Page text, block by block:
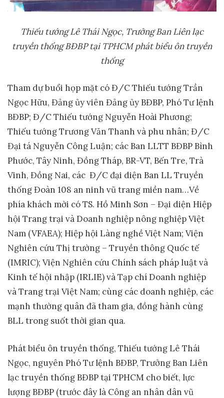
Thiếu tướng Lê Thái Ngọc, Trưởng Ban Liên lạc
truyền thống BĐBP tại TPHCM phát biểu ôn truyền
thống
Tham dự buổi họp mặt có Đ/C Thiếu tướng Trần
Ngọc Hữu, Đảng ủy viên Đảng ủy BĐBP, Phó Tư lệnh
BĐBP; Đ/C Thiếu tướng Nguyễn Hoài Phương;
Thiếu tướng Trương Văn Thanh và phu nhân; Đ/C
Đại tá Nguyễn Công Luận; các Ban LLTT BĐBP Bình
Phước, Tây Ninh, Đồng Tháp, BR-VT, Bến Tre, Trà
Vinh, Đồng Nai, các Đ/C đại diện Ban LL Truyền
thống Đoàn 108 an ninh vũ trang miền nam…Về
phía khách mời có TS. Hồ Minh Sơn – Đại diện Hiệp
hội Trang trại và Doanh nghiệp nông nghiệp Việt
Nam (VFAEA); Hiệp hội Làng nghề Việt Nam; Viện
Nghiên cứu Thị trường – Truyền thông Quốc tế
(IMRIC); Viện Nghiên cứu Chính sách pháp luật và
Kinh tế hội nhập (IRLIE) và Tạp chí Doanh nghiệp
và Trang trại Việt Nam; cùng các doanh nghiệp, các
mạnh thường quân đã tham gia, đồng hành cùng
BLL trong suốt thời gian qua.
Phát biểu ôn truyền thống, Thiếu tướng Lê Thái
Ngọc, nguyên Phó Tư lệnh BĐBP, Trưởng Ban Liên
lạc truyền thống BĐBP tại TPHCM cho biết, lực
lượng BĐBP (trước đây là Công an nhân dân vũ